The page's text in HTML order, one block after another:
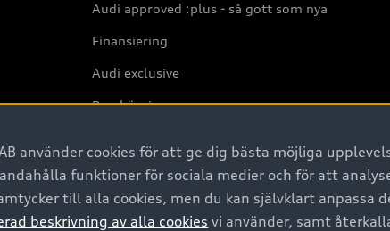
Audi approved :plus - så gott som nya
Finansiering
Audi exclusive
Provkörning
Om Audi Sverige
använder cookies för att ge dig bästa möjliga
funktioner för sociala medier och för att
till alla cookies, men du kan självklart anpassa
beskrivning av alla cookies vi använder, samt